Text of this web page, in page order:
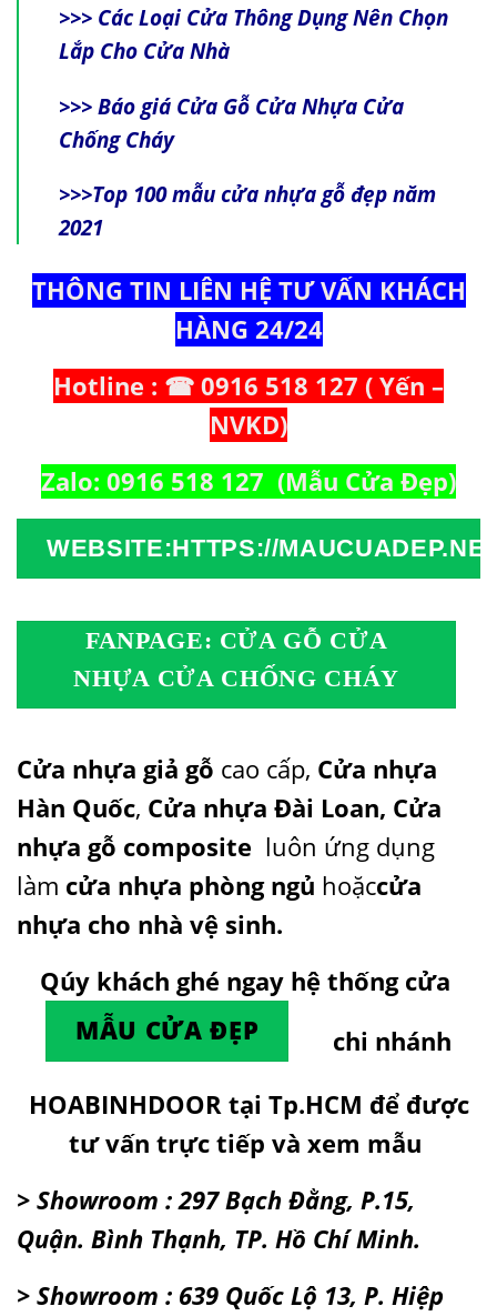
>>> Các Loại Cửa Thông Dụng Nên Chọn
Lắp Cho Cửa Nhà
>>>Báo giá Cửa Gỗ Cửa Nhựa Cửa
Chống Cháy
>>>Top 100 mẫu cửa nhựa gỗ đẹp năm
2021
THÔNG TIN LIÊN HỆ TƯ VẤN KHÁCH
HÀNG 24/24
Hotline : ☎ 0916 518 127 ( Yến –
NVKD)
Zalo: 0916 518 127 (Mẫu Cửa Đẹp)
WEBSITE:HTTPS://
FANPAGE: CỬA GỖ CỬA
NHỰA CỬA CHỐNG CHÁY
Cửa nhựa giả gỗ cao cấp, Cửa nhựa
Hàn Quốc, Cửa nhựa Đài Loan, Cửa
nhựa gỗ composite luôn ứng dụng
làm cửa nhựa phòng ngủ hoặccửa
nhựa cho nhà vệ sinh.
Qúy khách ghé ngay hệ thống cửa
MẪU CỬA ĐẸP
chi nhánh
HOABINHDOOR tại Tp.HCM để được
tư vấn trực tiếp và xem mẫu
> Showroom : 297 Bạch Đằng, P.15,
Quận. Bình Thạnh, TP. Hồ Chí Minh.
> Showroom : 639 Quốc Lộ 13, P. Hiệp